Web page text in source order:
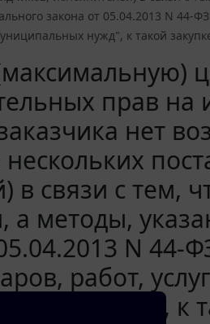
закона от 05.04.2013 N 44-
нужд", к такой
прав на
нет
связи с тем,
методы,
N 44-
работ,
нужд", к